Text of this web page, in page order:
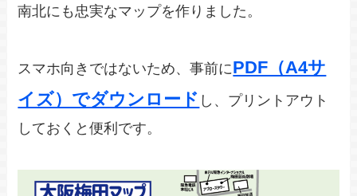
南北にも忠実なマップを作りました。
スマホ向きではないため、事前にPDF（A4サ
イズ）でダウンロード し、プリントアウト
しておくと便利です。